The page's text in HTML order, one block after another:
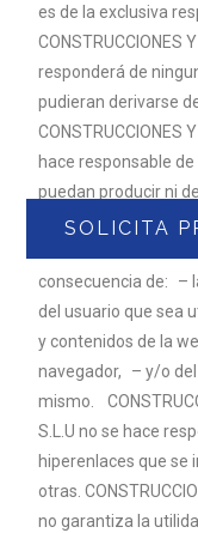
SOLICITA
es de la exclusiva
CONSTRUCCIONES
responderá de
pudieran derivarse
CONSTRUCCIONES
hace responsable
puedan producir ni
sistema
los ficheros o
consecuencia de: –
del usuario que sea
y contenidos de la
navegador, – y/o del
mismo.
S.L.U no se hace
hiperenlaces que se
otras.
no garantiza la